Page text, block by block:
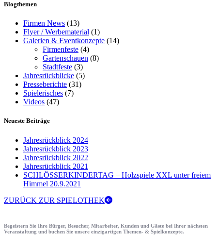
Blogthemen
Firmen News (13)
Flyer / Werbematerial (1)
Galerien & Eventkonzepte (14)
Firmenfeste (4)
Gartenschauen (8)
Stadtfeste (3)
Jahresrückblicke (5)
Presseberichte (31)
Spielerisches (7)
Videos (47)
Neueste Beiträge
Jahresrückblick 2024
Jahresrückblick 2023
Jahresrückblick 2022
Jahresrückblick 2021
SCHLÖSSERKINDERTAG – Holzspiele XXL unter freiem
Himmel 20.9.2021
ZURÜCK ZUR SPIELOTHEK
Begeistern Sie Ihre Bürger, Besucher, Mitarbeiter, Kunden und Gäste bei Ihrer nächsten
Veranstaltung und buchen Sie unsere einzigartigen Themen- & Spielkonzepte.